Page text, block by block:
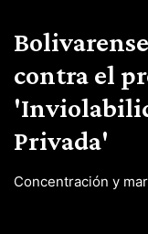
contra el
Privada'
Concentración y